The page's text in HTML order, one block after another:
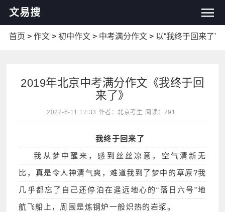
文易搜
首页 > 作文> 初中作文> 中考满分作文> 以“我终于回来了”
2019年北京中考满分作文《我终于回
来了》
2022-6-11 17:33 作者：北京考生 阅读：291
我终于回来了
我从梦中醒来，感到丝丝凉意，空气清新无
比，真是令人神清气爽，难道我到了梦中的草原?我
几乎都忘了自己还停泊在遥远地心的“落日六号”地
航飞船上，周围是炼钢炉一般炽热的岩浆。